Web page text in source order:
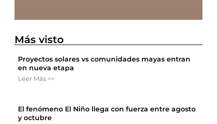
Más visto
Proyectos solares vs comunidades mayas entran
en nueva etapa
Leer Más >>
El fenómeno El Niño llega con fuerza entre agosto
y octubre